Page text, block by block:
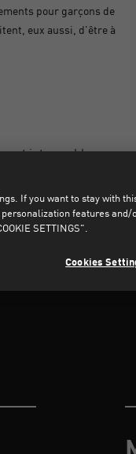
pour garçons de
eux aussi, d'être à
introuvables.
If you want to stay with
features
SETTINGS".
Cookies